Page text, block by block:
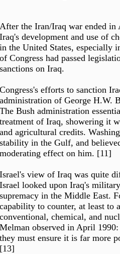
After the Iran/Iraq war ended in
Iraq's development and use of
in the United States, especially
of Congress had passed
sanctions on Iraq.
Congress's efforts to sanction
administration of George H.W.
The Bush administration
treatment of Iraq, showering it
and agricultural credits.
stability in the Gulf, and
moderating effect on him. [11]
Israel's view of Iraq was quite
Israel looked upon Iraq's
supremacy in the Middle East.
capability to counter, at least to
conventional, chemical, and
Melman observed in April
they must ensure it is far more
[13]